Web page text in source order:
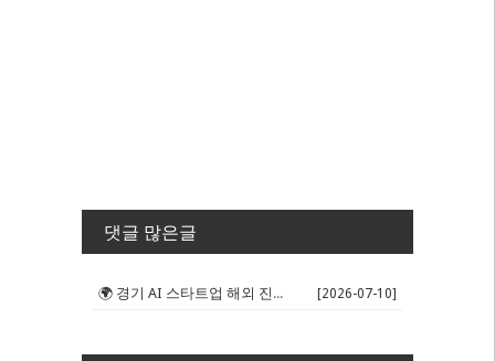
댓글 많은글
🌍 경기 AI 스타트업 해외 진출 판... [2026-07-10]